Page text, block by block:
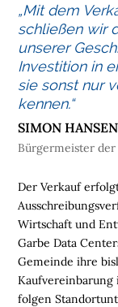
G
I
S
T
I
K
I
B
I
L
I
E
N
Der Verkauf
Wirtschaft und
Garbe Data
Gemeinde ihre
folgen
„Mit dem
schließen wir
unserer
Investition in
sie sonst nur
kennen.“
SIMON HANSEN
Bürgermeister